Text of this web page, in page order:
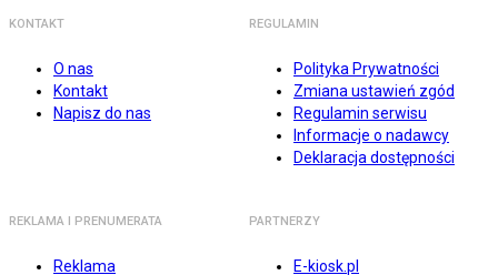
KONTAKT
O nas
Kontakt
Napisz do nas
REGULAMIN
Polityka Prywatności
Zmiana ustawień zgód
Regulamin serwisu
Informacje o nadawcy
Deklaracja dostępności
REKLAMA I PRENUMERATA
Reklama
PARTNERZY
E-kiosk.pl